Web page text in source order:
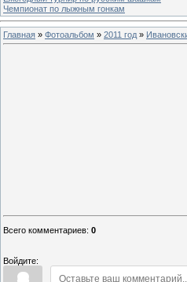
Чемпионат по лыжным гонкам
Главная » Фотоальбом » 2011 год »
Всего комментариев: 0
Войдите: